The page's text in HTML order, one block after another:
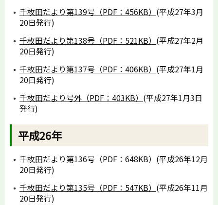
千枚田だより第139号（PDF：456KB） (平成27年3月
20日発行)
千枚田だより第138号（PDF：521KB） (平成27年2月
20日発行)
千枚田だより第137号（PDF：406KB） (平成27年1月
20日発行)
千枚田だより号外（PDF：403KB） (平成27年1月3日
発行)
平成26年
千枚田だより第136号（PDF：648KB） (平成26年12月
20日発行)
千枚田だより第135号（PDF：547KB） (平成26年11月
20日発行)